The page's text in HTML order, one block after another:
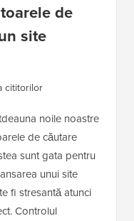
de
site
cititorilor
noile noastre
de căutare
sunt gata pentru
unui site
fi stresantă atunci
Controlul